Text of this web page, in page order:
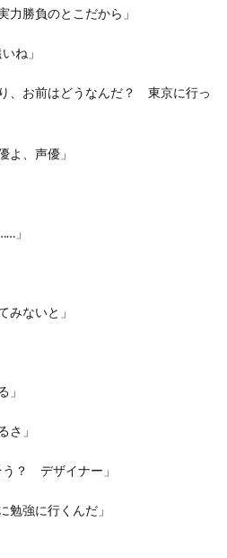
力勝負のとこだから」
ね」
、お前はどうなんだ？ 東京に行っ
よ、声優」
」
みないと」
」
さ」
？ デザイナー」
勉強に行くんだ」